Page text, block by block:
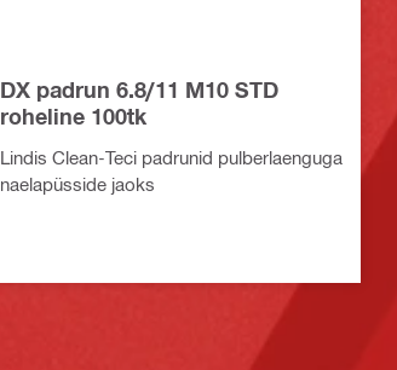
DX padrun 6.8/11 M10 STD
roheline 100tk
Lindis Clean-Teci padrunid pulberlaenguga
naelapüsside jaoks